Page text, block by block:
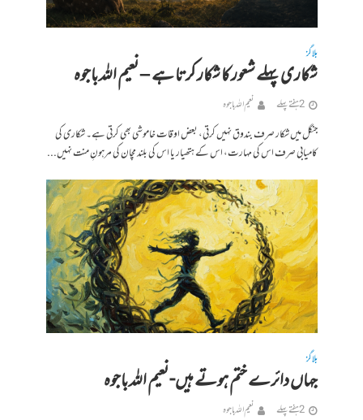
بلاگز
شکاری پہلے شعور کا شکار کرتا ہے – نعیم اللہ باجوہ
2 ہفتے پہلے نعیم اللہ باجوہ
جنگل میں شکار صرف بندوق نہیں کرتی، بعض اوقات خاموشی بھی کرتی ہے۔ شکاری کی
کامیابی صرف اس کی مہارت، اس کے ہتھیار یا اس کی بلند مچان کی مرہونِ منت نہیں...
بلاگز
جہاں دائرے ختم ہوتے ہیں- نعیم اللہ باجوہ
2 ہفتے پہلے نعیم اللہ باجوہ